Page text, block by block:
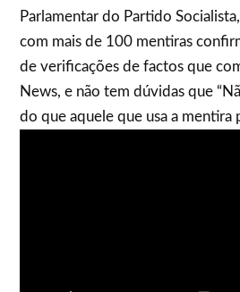
Parlamentar do Partido
com mais de 100 mentiras
de verificações de factos que
News, e não tem dúvidas que
do que aquele que usa a mentira